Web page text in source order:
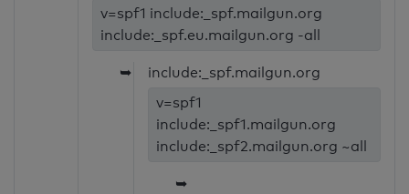
v=spf1 include:_spf.mailgun.org
include:_spf.eu.mailgun.org -all
➥
include:_spf.mailgun.org
v=spf1
include:_spf1.mailgun.org
include:_spf2.mailgun.org ~all
➥